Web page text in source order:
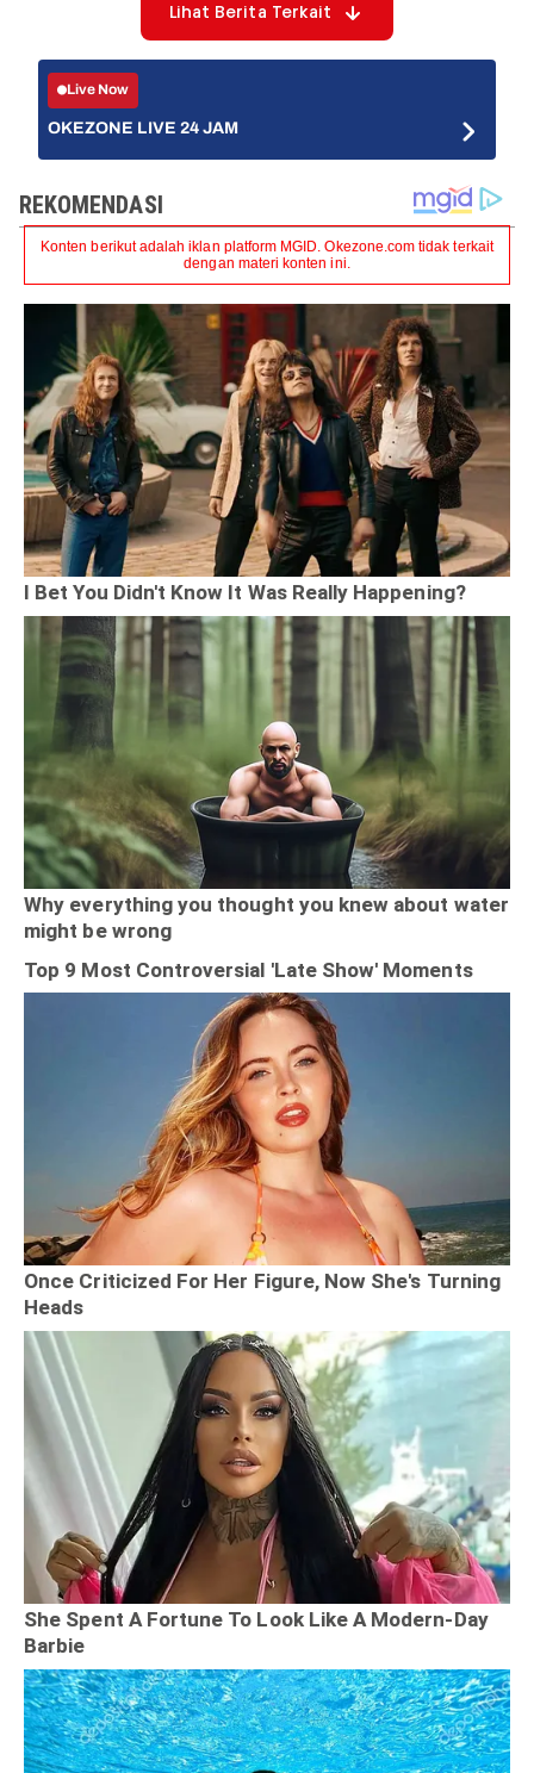
Lihat Berita Terkait
Live Now
OKEZONE LIVE 24 JAM